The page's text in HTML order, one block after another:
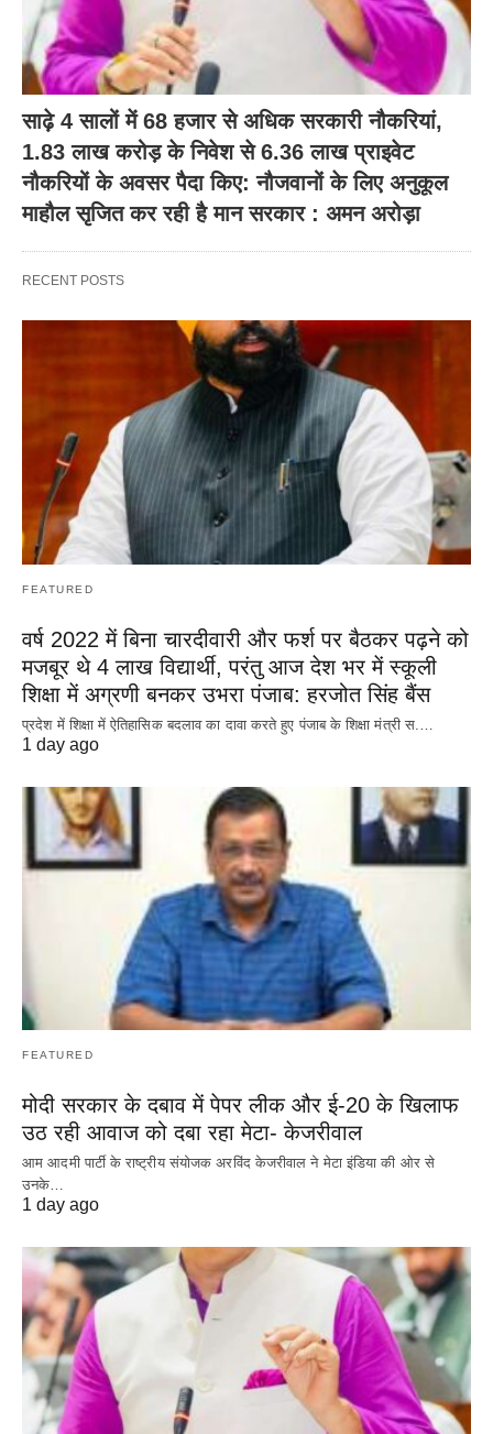
साढ़े 4 सालों में 68 हजार से अधिक सरकारी नौकरियां,
1.83 लाख करोड़ के निवेश से 6.36 लाख प्राइवेट
नौकरियों के अवसर पैदा किए: नौजवानों के लिए अनुकूल
माहौल सृजित कर रही है मान सरकार : अमन अरोड़ा
RECENT POSTS
FEATURED
वर्ष 2022 में बिना चारदीवारी और फर्श पर बैठकर पढ़ने को
मजबूर थे 4 लाख विद्यार्थी, परंतु आज देश भर में स्कूली
शिक्षा में अग्रणी बनकर उभरा पंजाब: हरजोत सिंह बैंस
प्रदेश में शिक्षा में ऐतिहासिक बदलाव का दावा करते हुए पंजाब के शिक्षा मंत्री स.…
1 day ago
FEATURED
मोदी सरकार के दबाव में पेपर लीक और ई-20 के खिलाफ
उठ रही आवाज को दबा रहा मेटा- केजरीवाल
आम आदमी पार्टी के राष्ट्रीय संयोजक अरविंद केजरीवाल ने मेटा इंडिया की ओर से
उनके…
1 day ago